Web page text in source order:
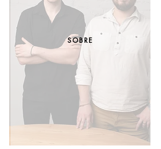
SOBRE